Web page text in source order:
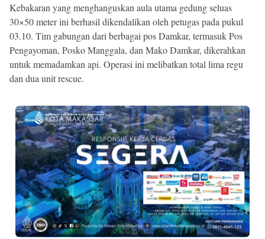
Kebakaran yang menghanguskan aula utama gedung seluas
30×50 meter ini berhasil dikendalikan oleh petugas pada pukul
03.10. Tim gabungan dari berbagai pos Damkar, termasuk Pos
Pengayoman, Posko Manggala, dan Mako Damkar, dikerahkan
untuk memadamkan api. Operasi ini melibatkan total lima regu
dan dua unit rescue.